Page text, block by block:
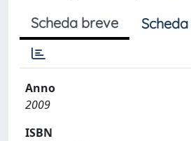
Scheda breve
Anno
2009
ISBN